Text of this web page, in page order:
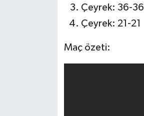
Çeyrek: 36-36
Çeyrek: 21-21
Maç özeti:
Futbolcular